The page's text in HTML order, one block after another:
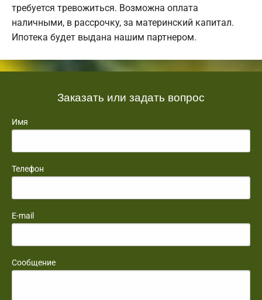
требуется тревожиться. Возможна оплата
наличными, в рассрочку, за материнский капитал.
Ипотека будет выдана нашим партнером.
Заказать или задать вопрос
Имя
Телефон
E-mail
Сообщение